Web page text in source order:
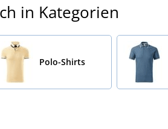
in Kategorien
Polo-Shirts